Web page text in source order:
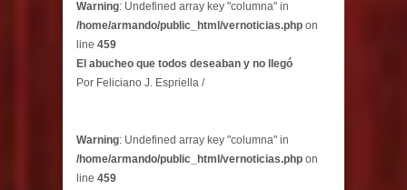
Warning: Undefined array key "columna" in
/home/armando/public_html/vernoticias.php on
line 459
El abucheo que todos deseaban y no llegó
Por Feliciano J. Espriella /
Warning: Undefined array key "columna" in
/home/armando/public_html/vernoticias.php on
line 459